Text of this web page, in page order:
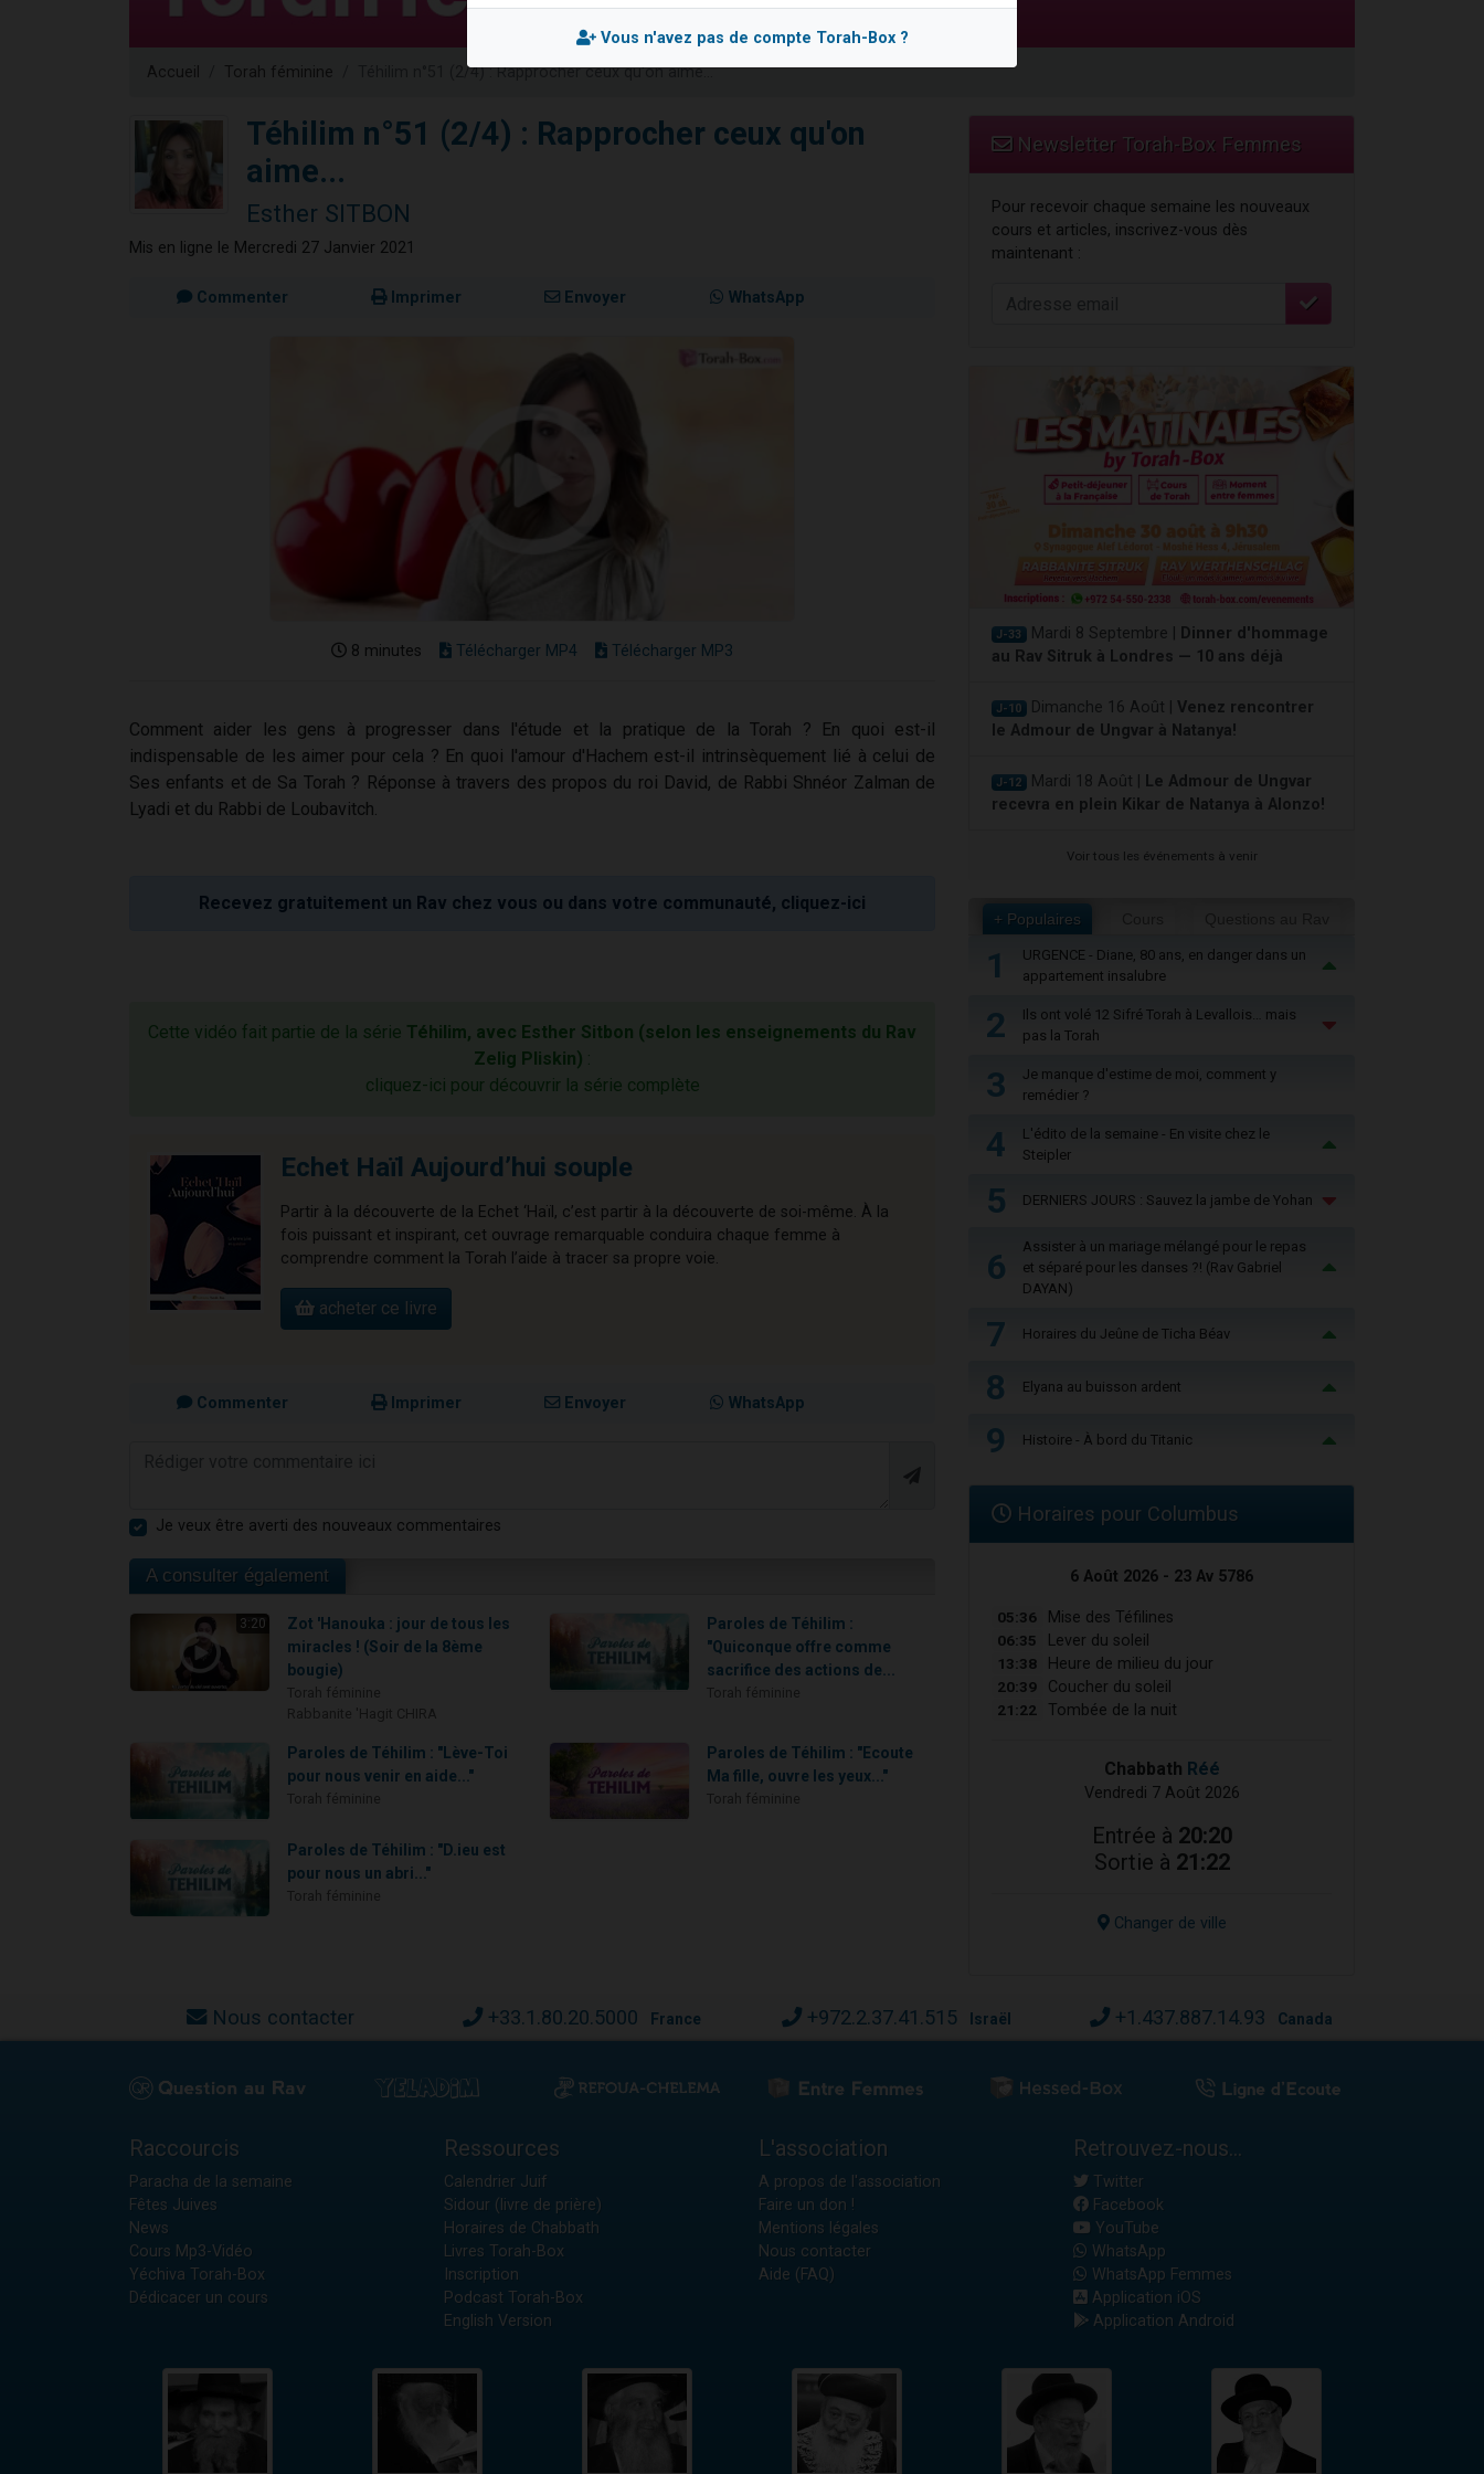
Ariel vient de donner son Maasser
Il reste 49 places pour étudier en groupe sur Zoom
6 personnes viennent de faire un don pour 5 enfants déjà orphelins risquent de perdre leur maman
3 personnes viennent de nous rejoindre sur WhatsApp
Accueil Torah féminine Téhilim n°51 (2/4) : Rapprocher ceux qu'on aime...
Téhilim n°51 (2/4) : Rapprocher ceux qu'on
aime...
Esther SITBON
Mis en ligne le Mercredi 27 Janvier 2021
Commenter Imprimer Envoyer WhatsApp
8 minutes Télécharger MP4 Télécharger MP3
Comment aider les gens à progresser dans l'étude et la pratique de la Torah ? En quoi est-il
indispensable de les aimer pour cela ? En quoi l'amour d'Hachem est-il intrinsèquement lié à celui de
Ses enfants et de Sa Torah ? Réponse à travers des propos du roi David, de Rabbi Shnéor Zalman de
Lyadi et du Rabbi de Loubavitch.
Recevez gratuitement un Rav chez vous ou dans votre communauté, cliquez-ici
Cette vidéo fait partie de la série Téhilim, avec Esther Sitbon (selon les enseignements du Rav
Zelig Pliskin) :
cliquez-ici pour découvrir la série complète
Echet Haïl Aujourd’hui souple
Partir à la découverte de la Echet ‘Haïl, c’est partir à la découverte de soi-même. À la
fois puissant et inspirant, cet ouvrage remarquable conduira chaque femme à
comprendre comment la Torah l’aide à tracer sa propre voie.
acheter ce livre
Commenter Imprimer Envoyer WhatsApp
Je veux être averti des nouveaux commentaires
A consulter également
3:20
Zot 'Hanouka : jour de tous les
miracles ! (Soir de la 8ème
bougie)
Paroles de Téhilim :
"Quiconque offre comme
sacrifice des actions de...
Paroles de Téhilim : "Lève-Toi
pour nous venir en aide..."
Paroles de Téhilim : "Ecoute
Ma fille, ouvre les yeux..."
Paroles de Téhilim : "D.ieu est
pour nous un abri..."
Newsletter Torah-Box Femmes
Pour recevoir chaque semaine les nouveaux
cours et articles, inscrivez-vous dès
maintenant :
J-33 Mardi 8 Septembre |
Dinner d'hommage
au Rav Sitruk à Londres — 10 ans déjà
J-10 Dimanche 16 Août | Venez rencontrer
le Admour de Ungvar à Natanya!
J-12 Mardi 18 Août |
Le Admour de Ungvar
recevra en plein Kikar de Natanya à Alonzo!
Voir tous les événements à venir
+ Populaires
1
URGENCE - Diane, 80 ans, en danger dans un
appartement insalubre
2
Ils ont volé 12 Sifré Torah à Levallois… mais
pas la Torah
3
Je manque d'estime de moi, comment y
remédier ?
4
L'édito de la semaine - En visite chez le
Steipler
5 DERNIERS JOURS : Sauvez la jambe de Yohan
6
Assister à un mariage mélangé pour le repas
et séparé pour les danses ?! (Rav Gabriel
DAYAN)
7 Horaires du Jeûne de Ticha Béav
8 Elyana au buisson ardent
9 Histoire - À bord du Titanic
Horaires pour Columbus
6 Août 2026 - 23 Av 5786
05:36 Mise des Téfilines
06:35 Lever du soleil
13:38 Heure de milieu du jour
20:39 Coucher du soleil
21:22 Tombée de la nuit
Chabbath Réé
Vendredi 7 Août 2026
Entrée à 20:20
Sortie à 21:22
Changer de ville
Nous contacter +33.1.80.20.5000 France +972.2.37.41.515 Israël +1.437.887.14.93 Canada
Raccourcis
Paracha de la semaine
Fêtes Juives
News
Cours Mp3-Vidéo
Yéchiva Torah-Box
Dédicacer un cours
Ressources
Calendrier Juif
Sidour (livre de prière)
Horaires de Chabbath
Livres Torah-Box
Inscription
Podcast Torah-Box
English Version
L'association
A propos de l'association
Faire un don !
Mentions légales
Nous contacter
Aide (FAQ)
Retrouvez-nous...
Twitter
Facebook
YouTube
WhatsApp
WhatsApp Femmes
Application iOS
Application Android
Vous n'avez pas de compte Torah-Box ?